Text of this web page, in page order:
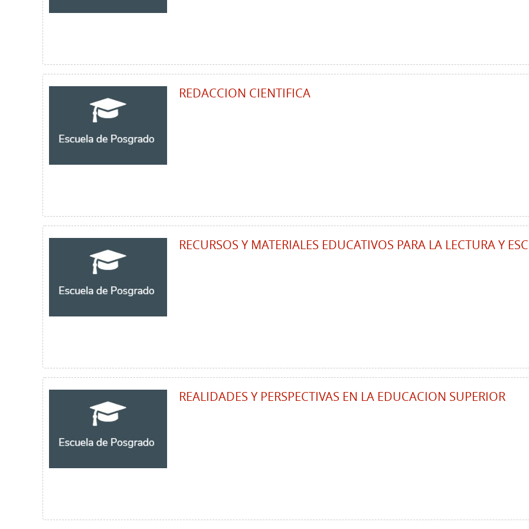
REDACCION CIENTIFICA
RECURSOS Y MATERIALES EDUCATIVOS PARA LA LECTURA Y
REALIDADES Y PERSPECTIVAS EN LA EDUCACION SUPERIOR